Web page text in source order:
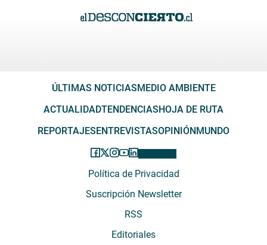
ÚLTIMAS NOTICIAS MEDIO AMBIENTE
ACTUALIDADTENDENCIAS HOJA DE RUTA
REPORTAJES ENTREVISTASOPINIÓN MUNDO
Política de Privacidad
Suscripción Newsletter
RSS
Editoriales